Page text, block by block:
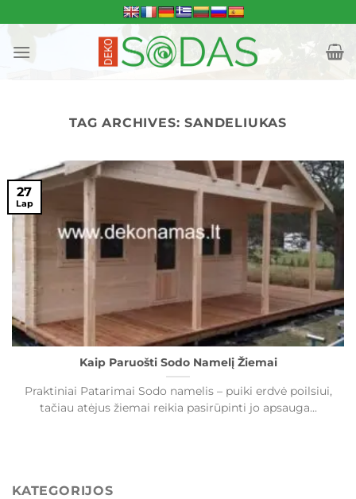
to
content
TAG ARCHIVES:SANDELIUKAS
Kaip Paruošti Sodo Namelį Žiemai
Praktiniai Patarimai Sodo namelis – puiki erdvė poilsiui,
tačiau atėjus žiemai reikia pasirūpinti jo apsauga...
27
Lap
KATEGORIJOS